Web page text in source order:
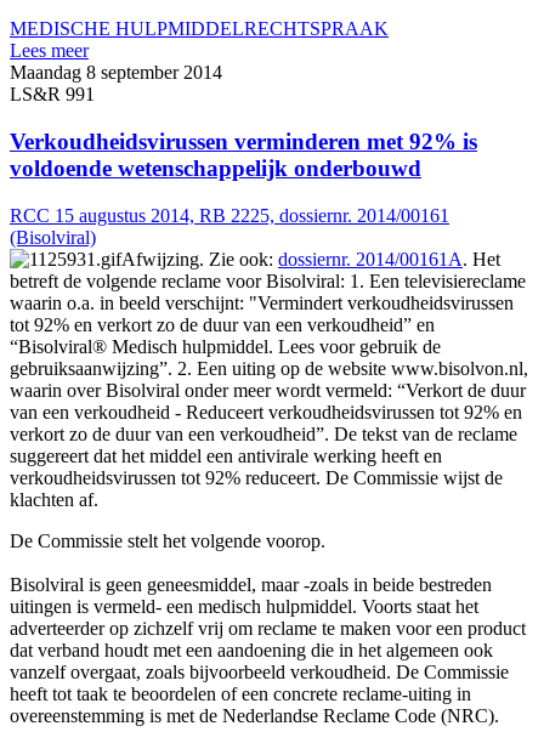
MEDISCHE HULPMIDDELRECHTSPRAAK
Lees meer
Maandag 8 september 2014
LS&R 991
Verkoudheidsvirussen verminderen met 92% is
voldoende wetenschappelijk onderbouwd
RCC 15 augustus 2014, RB 2225, dossiernr. 2014/00161
(Bisolviral)
Afwijzing. Zie ook: dossiernr. 2014/00161A. Het
betreft de volgende reclame voor Bisolviral: 1. Een televisiereclame
waarin o.a. in beeld verschijnt: "Vermindert verkoudheidsvirussen
tot 92% en verkort zo de duur van een verkoudheid” en
“Bisolviral® Medisch hulpmiddel. Lees voor gebruik de
gebruiksaanwijzing”. 2. Een uiting op de website www.bisolvon.nl,
waarin over Bisolviral onder meer wordt vermeld: “Verkort de duur
van een verkoudheid - Reduceert verkoudheidsvirussen tot 92% en
verkort zo de duur van een verkoudheid”. De tekst van de reclame
suggereert dat het middel een antivirale werking heeft en
verkoudheidsvirussen tot 92% reduceert. De Commissie wijst de
klachten af.
De Commissie stelt het volgende voorop.
Bisolviral is geen geneesmiddel, maar -zoals in beide bestreden
uitingen is vermeld- een medisch hulpmiddel. Voorts staat het
adverteerder op zichzelf vrij om reclame te maken voor een product
dat verband houdt met een aandoening die in het algemeen ook
vanzelf overgaat, zoals bijvoorbeeld verkoudheid. De Commissie
heeft tot taak te beoordelen of een concrete reclame-uiting in
overeenstemming is met de Nederlandse Reclame Code (NRC).